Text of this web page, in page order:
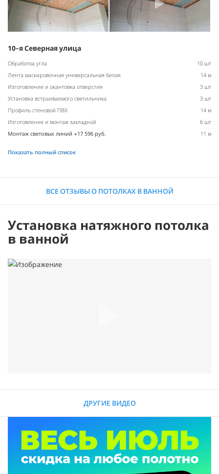
10-я Северная улица
Обработка угла
10 шт
Лента маскировочная универсальная белая
14 м
Изготовление и окантовка отверстия
3 шт
Установка встраиваемого светильника
3 шт
Профиль стеновой ПВХ
14 м
Изготовление и монтаж закладной
6 шт
Монтаж световых линий +17 596 руб.
11 м
Показать полный список
ВСЕ ОТЗЫВЫ О ПОТОЛКАХ В ВАННОЙ
Установка натяжного потолка
в ванной
ДРУГИЕ ВИДЕО